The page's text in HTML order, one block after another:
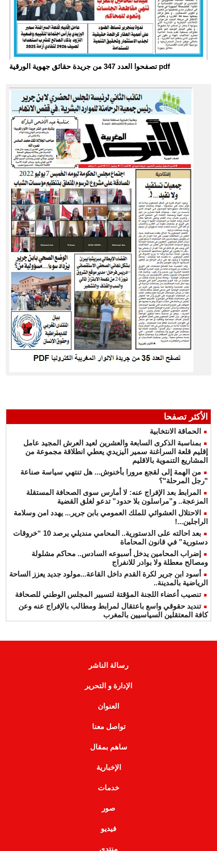
تصفحوا العدد 347 من جريدة حقائق جهوية الورقية pdf
الأكثر تصفحا
الحماقة الانتخابية
بمناسبة الذكرى السابعة والعشرين لعيد العرش المجيد عامل
إقليم قلعة السراغنة سمير اليزيدي يعطي انطلاقة مجموعة من
المشاريع التنموية بالاقليم
من الهمة إلى لقجع مرورا بأخنوش... هل تنتهي سياسة صناعة
"رجل المرحلة"؟
المرابط بعد الإفراج عنه: لا أمارس سوى الصحافة المستقلة
المزعجة.. و”مراسلون بلا حدود” تدعو لغلق القضية
الاحتلال العشوائي للملك العمومي بابن جرير... يهدد امن وسلامة
الراجلين...!
بعد احالته على الدستورية.. المحامي منديلي يرصد 10 “خروقات
دستورية” في قانون المحاماة
إضراب المحامين يدخل أسبوعه السادس.. محاكم مشلولة
ومصالح معطلة ولا بوادر للانفراج
أسود ابن جرير لكرة القدم داخل القاعة...مولود جديد يعزز الساحة
الرياضية بالمدينة..
تنصيب أعضاء اللجنة المؤقتة لتسيير المجلس الوطني للصحافة
تنديد حقوقي واسع باعتقال لمرابط ومطالب بالإفراج عنه وعن
كافة المعتقلين السياسيين بالمغرب
رسالة الناشر
الإدارة و التحرير
العنوان
تواصل معنا
ساهم بمقال
الإخبارية
خدمات
صور
فيديو
منتدى